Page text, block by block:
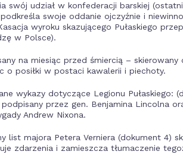
swój udział w konfederacji barskiej
swoje oddanie ojczyźnie i
wyroku skazującego Pułaskiego
w Polsce).
na miesiąc przed śmiercią –
o posiłki w postaci kawalerii i piechoty.
wykazy dotyczące Legionu
przez gen. Benjamina Lincolna
Andrew Nixona.
list majora Petera Verniera (dokument 4)
zdarzenia i zamieszcza tłumaczenie